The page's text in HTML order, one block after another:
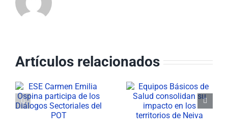
Artículos relacionados
Básicos de
Salud
consolidan su
Emilia Ospina
conmemoró el
Día del